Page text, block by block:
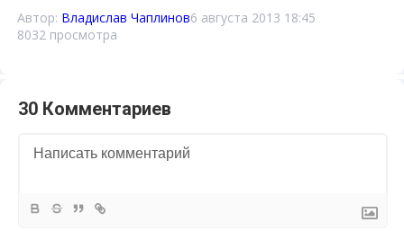
Автор: Владислав Чаплинов6 августа 2013 18:45
8032 просмотра
30 Комментариев